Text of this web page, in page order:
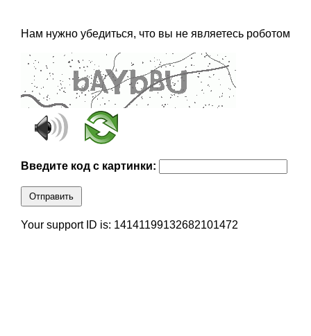
Нам нужно убедиться, что вы не являетесь роботом
Введите код с картинки:
Отправить
Your support ID is: 14141199132682101472